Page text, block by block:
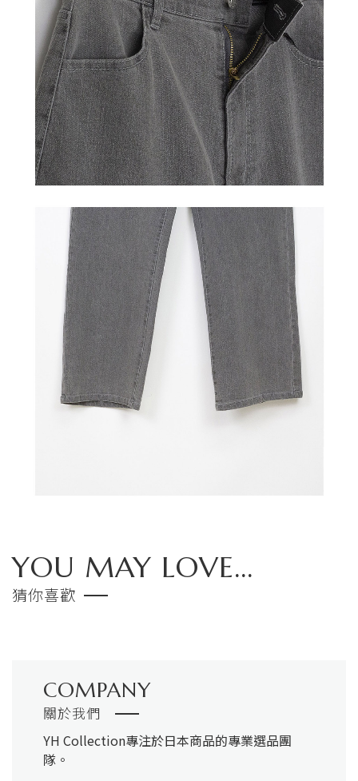
YOU MAY LOVE...
猜你喜歡
COMPANY
關於我們
YH Collection專注於日本商品的專業選品團
隊。